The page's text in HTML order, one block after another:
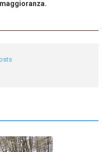
maggioranza.